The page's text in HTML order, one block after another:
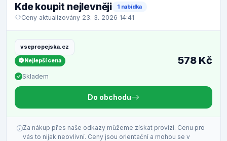
Kde koupit nejlevněji 1 nabídka
Ceny aktualizovány 23. 3. 2026 14:41
vsepropejska.cz
Nejlepší cena
Skladem
578 Kč
Do obchodu
Za nákup přes naše odkazy můžeme získat provizi. Cenu pro
vás to nijak neovlivní. Ceny jsou orientační a mohou se v